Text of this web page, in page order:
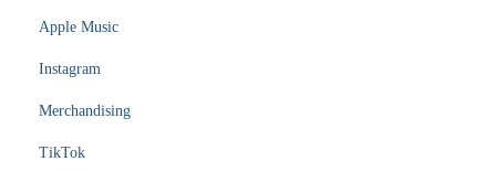
Apple Music
Instagram
Merchandising
TikTok